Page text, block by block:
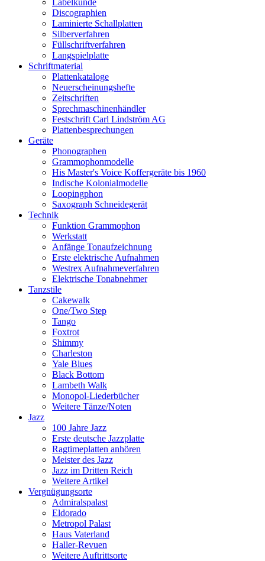
Discographien
Laminierte Schallplatten
Silberverfahren
Füllschriftverfahren
Langspielplatte
Schriftmaterial
Plattenkataloge
Neuerscheinungshefte
Zeitschriften
Sprechmaschinenhändler
Festschrift Carl Lindström AG
Plattenbesprechungen
Geräte
Phonographen
Grammophonmodelle
His Master's Voice Koffergeräte bis 1960
Indische Kolonialmodelle
Loopingphon
Saxograph Schneidegerät
Technik
Funktion Grammophon
Werkstatt
Anfänge Tonaufzeichnung
Erste elektrische Aufnahmen
Westrex Aufnahmeverfahren
Elektrische Tonabnehmer
Tanzstile
Cakewalk
One/Two Step
Tango
Foxtrot
Shimmy
Charleston
Yale Blues
Black Bottom
Lambeth Walk
Monopol-Liederbücher
Weitere Tänze/Noten
Jazz
100 Jahre Jazz
Erste deutsche Jazzplatte
Ragtimeplatten anhören
Meister des Jazz
Jazz im Dritten Reich
Weitere Artikel
Vergnügungsorte
Admiralspalast
Eldorado
Metropol Palast
Haus Vaterland
Haller-Revuen
Weitere Auftrittsorte